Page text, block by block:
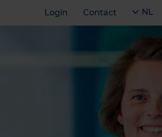
Login Contact NL